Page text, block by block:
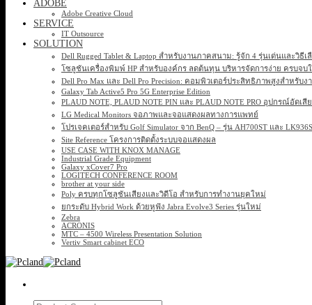
ADOBE
Adobe Creative Cloud
SERVICE
IT Outsource
SOLUTION
Dell Rugged Tablet & Laptop สำหรับงานภาคสนาม: รู้จัก 4 รุ่นเด่นและวิธีเ
โซลูชันเครื่องพิมพ์ HP สำหรับองค์กร ลดต้นทุน บริหารจัดการง่าย ครบจบ
Dell Pro Max และ Dell Pro Precision: คอมพิวเตอร์ประสิทธิภาพสูงสำหรับ
Galaxy Tab Active5 Pro 5G Enterprise Edition
PLAUD NOTE, PLAUD NOTE PIN และ PLAUD NOTE PRO อุปกรณ์อัด
LG Medical Monitors จอภาพและจอแสดงผลทางการแพทย์
โปรเจคเตอร์สำหรับ Golf Simulator จาก BenQ – รุ่น AH700ST และ
Site Reference โครงการติดตั้งระบบจอแสดงผล
USE CASE WITH KNOX MANAGE
Industrial Grade Equipment
Galaxy xCover7 Pro
LOGITECH CONFERENCE ROOM
brother at your side
Poly ครบทุกโซลูชันเสียงและวิดีโอ สำหรับการทำงานยุคใหม่
ยกระดับ Hybrid Work ด้วยหูฟัง Jabra Evolve3 Series รุ่นใหม่
Zebra
ACRONIS
MTC – 4500 Wireless Presentation Solution
Vertiv Smart cabinet ECO